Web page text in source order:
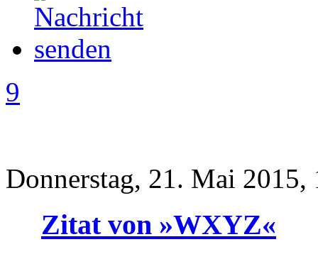
9
Donnerstag, 21. Mai 2015,
Zitat von »WXYZ«